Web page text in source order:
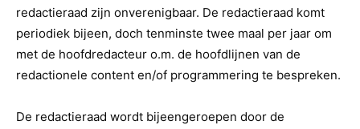
redactieraad zijn onverenigbaar. De redactieraad komt
periodiek bijeen, doch tenminste twee maal per jaar om
met de hoofdredacteur o.m. de hoofdlijnen van de
redactionele content en/of programmering te bespreken.
De redactieraad wordt bijeengeroepen door de